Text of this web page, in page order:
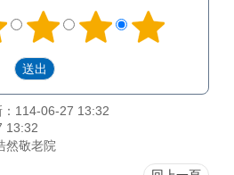
：114-06-27 13:32
13:32
然敬老院